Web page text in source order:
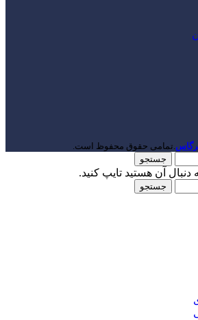
.تمامی حقوق محفوظ است.
جستجو
آن هستید تایپ کنید.
جستجو